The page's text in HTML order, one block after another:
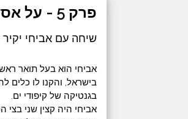
פרק 5 - על אסדות ואנרגיה חלופית
שיחה עם אביחי יקיר |
אביחי הוא בעל תואר
בישראל, והקנו לו כלים
בגנטיקה של קיפודי ים.